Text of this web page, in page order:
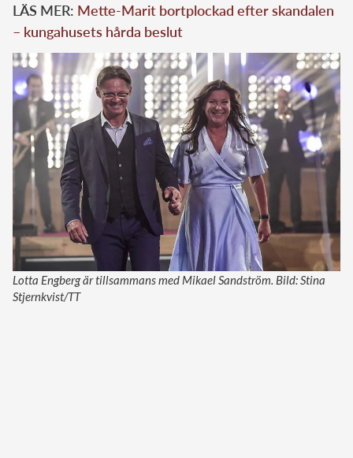
LÄS MER: Mette-Marit bortplockad efter skandalen
– kungahusets hårda beslut
Lotta Engberg är tillsammans med Mikael Sandström. Bild: Stina
Stjernkvist/TT